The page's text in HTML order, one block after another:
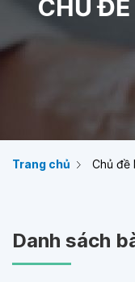
CHỦ
Trang chủ Chủ đề
Danh sách